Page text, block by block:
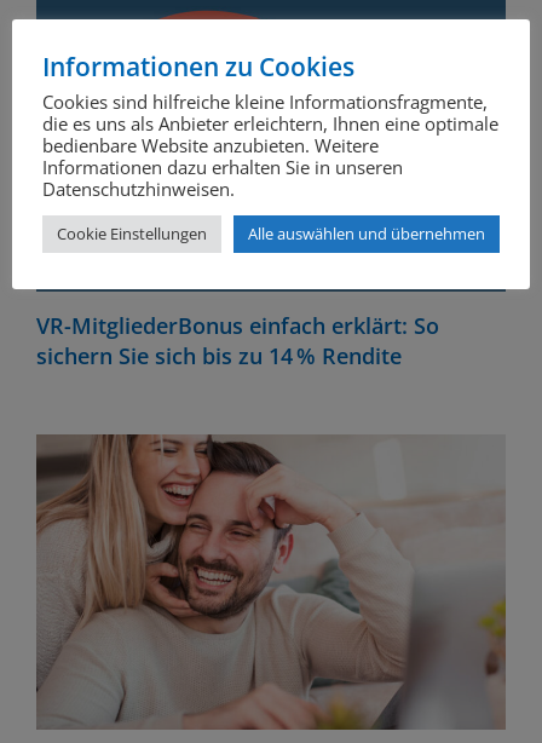
VR-MitgliederBonus einfach erklärt: So
sichern Sie sich bis zu 14 % Rendite
Informationen zu Cookies
Cookies sind hilfreiche kleine Informationsfragmente,
die es uns als Anbieter erleichtern, Ihnen eine optimale
bedienbare Website anzubieten. Weitere
Informationen dazu erhalten Sie in unseren
Datenschutzhinweisen.
Cookie Einstellungen Alle auswählen und übernehmen